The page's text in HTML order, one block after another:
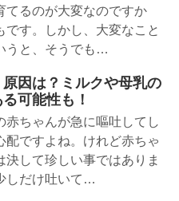
てるのが大変なのですか
です。しかし、大変なこと
うと、そうでも…
因は？ミルクや母乳の
可能性も！
赤ちゃんが急に嘔吐してし
配ですよね。けれど赤ちゃ
決して珍しい事ではありま
しだけ吐いて…